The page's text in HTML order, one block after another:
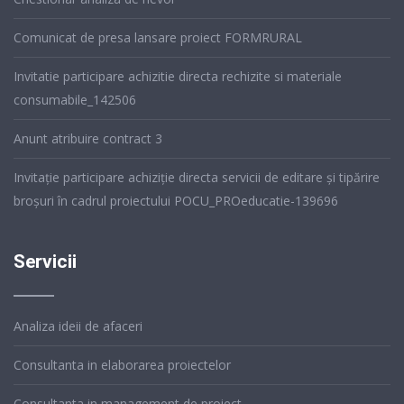
Comunicat de presa lansare proiect FORMRURAL
Invitatie participare achizitie directa rechizite si materiale
consumabile_142506
Anunt atribuire contract 3
Invitație participare achiziție directa servicii de editare și tipărire
broșuri în cadrul proiectului POCU_PROeducatie-139696
Servicii
Analiza ideii de afaceri
Consultanta in elaborarea proiectelor